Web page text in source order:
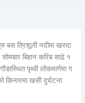
बस त्रिशूली नदीमा खस्दा
बिहान करिब साढे १
पृथ्वी लोकमार्गमा ग
खसी दुर्घटना